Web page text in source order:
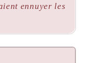
ennuyer les